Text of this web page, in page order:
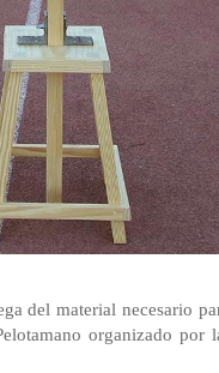
del material necesario
organizado por